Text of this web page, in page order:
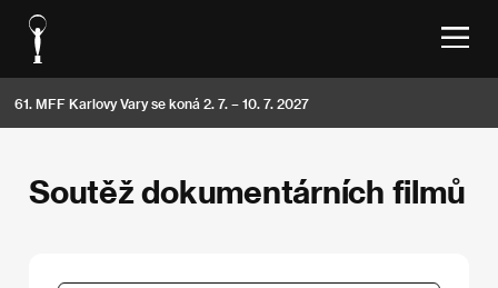
61. MFF Karlovy Vary se koná 2. 7. – 10. 7. 2027
Soutěž dokumentárních filmů